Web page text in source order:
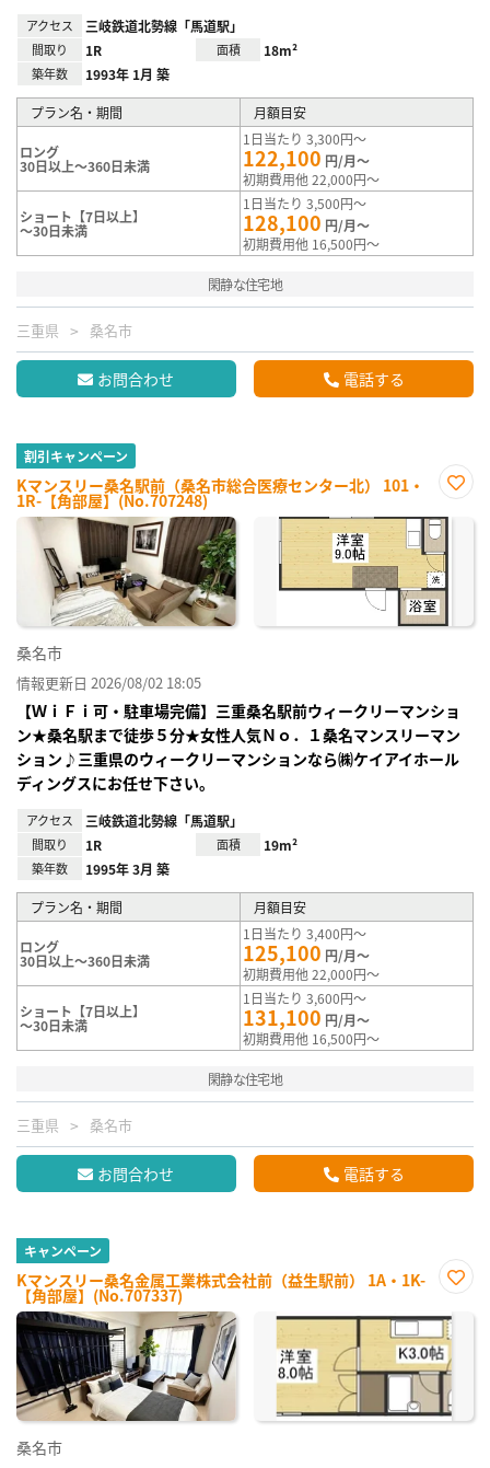
アクセス 三岐鉄道北勢線「馬道駅」
間取り 1R 面積 18m²
築年数 1993年 1月 築
プラン名・期間 月額目安
ロング
30日以上～360日未満
1日当たり 3,300円～
122,100 円/月～
初期費用他 22,000円～
ショート【7日以上】
～30日未満
1日当たり 3,500円～
128,100 円/月～
初期費用他 16,500円～
閑静な住宅地
三重県 桑名市
お問合わせ 電話する
割引キャンペーン
Kマンスリー桑名駅前（桑名市総合医療センター北） 101・
1R-【角部屋】(No.707248)
に入
り登
録
桑名市
情報更新日 2026/08/02 18:05
【ＷｉＦｉ可・駐車場完備】三重桑名駅前ウィークリーマンショ
ン★桑名駅まで徒歩５分★女性人気Ｎｏ．１桑名マンスリーマン
ション♪三重県のウィークリーマンションなら㈱ケイアイホール
ディングスにお任せ下さい。
アクセス 三岐鉄道北勢線「馬道駅」
間取り 1R 面積 19m²
築年数 1995年 3月 築
プラン名・期間 月額目安
ロング
30日以上～360日未満
1日当たり 3,400円～
125,100 円/月～
初期費用他 22,000円～
ショート【7日以上】
～30日未満
1日当たり 3,600円～
131,100 円/月～
初期費用他 16,500円～
閑静な住宅地
三重県 桑名市
お問合わせ 電話する
キャンペーン
Kマンスリー桑名金属工業株式会社前（益生駅前） 1A・1K-
【角部屋】(No.707337)
に入
り登
録
桑名市